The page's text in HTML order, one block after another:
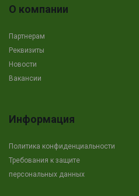
О компании
Партнерам
Реквизиты
Новости
Вакансии
Информация
Политика конфиденциальности
Требования к защите
персональных данных